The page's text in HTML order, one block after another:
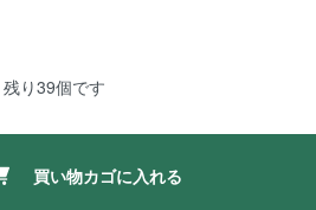
り39個です
買い物カゴに入れる